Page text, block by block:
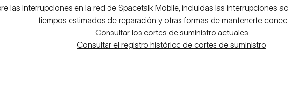
las interrupciones en la red de Spacetalk Mobile, incluidas las interrupciones
tiempos estimados de reparación y otras formas de mantenerte
Consultar los cortes de suministro actuales
Consultar el registro histórico de cortes de suministro